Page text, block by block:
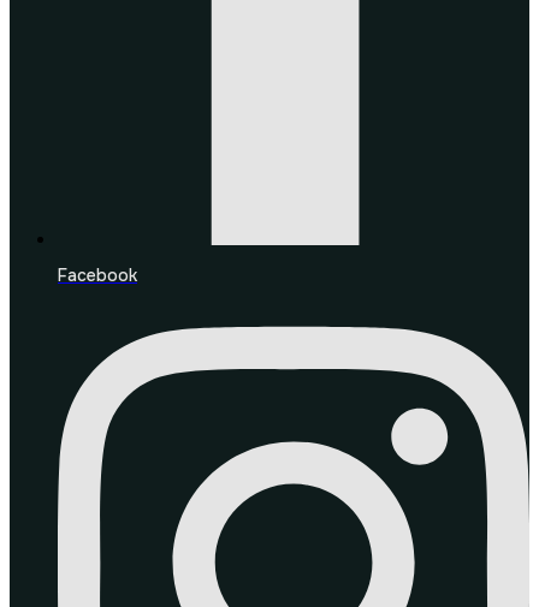
Facebook